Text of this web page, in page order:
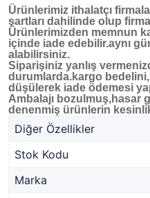
Ürünlerimiz ithalatçı
şartları dahilinde olup
Ürünlerimizden memnun
içinde iade edebilir.aynı
alabilirsiniz.
Siparişiniz yanlış
durumlarda.kargo
düşülerek iade ödemesi
Ambalajı bozulmuş,hasar
denenmiş ürünlerin
Diğer Özellikler
Stok Kodu
Marka